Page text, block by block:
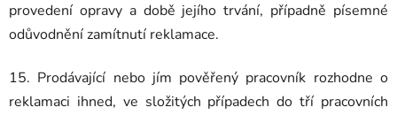
provedení opravy a době jejího trvání, případně písemné
odůvodnění zamítnutí reklamace.
15. Prodávající nebo jím pověřený pracovník rozhodne o
reklamaci ihned, ve složitých případech do tří pracovních